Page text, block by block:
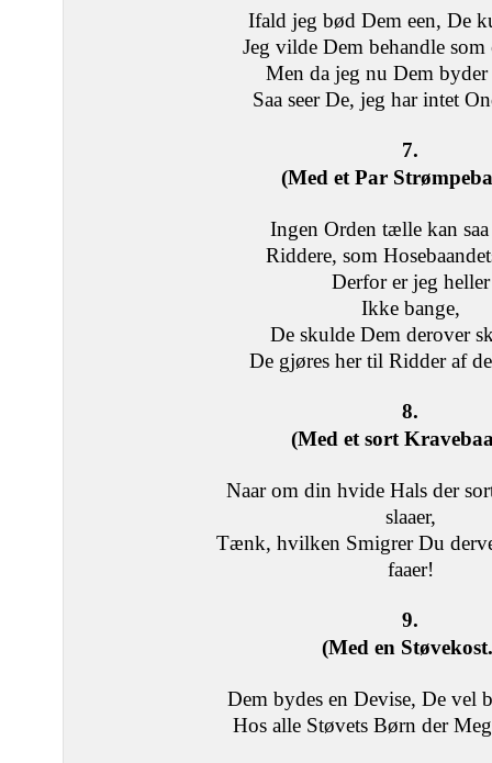
Ifald jeg bød Dem een, De
Jeg vilde Dem behandle som
Men da jeg nu Dem byder
Saa seer De, jeg har intet
7.
(Med et Par
Ingen Orden tælle kan
Riddere, som
Derfor er jeg heller
Ikke bange,
De skulde Dem derover
De gjøres her til Ridder af
8.
(Med et sort
Naar om din hvide Hals der
slaaer,
Tænk, hvilken Smigrer Du
faaer!
9.
(Med en
Dem bydes en Devise, De vel
Hos alle Støvets Børn der